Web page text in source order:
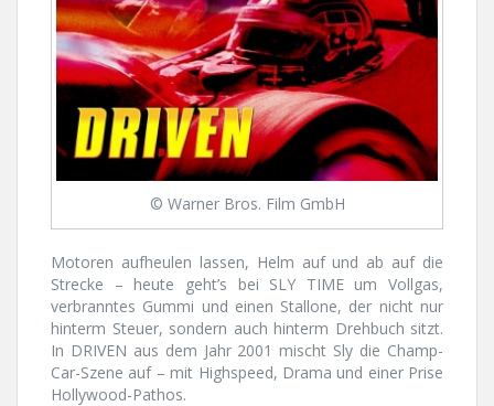
© Warner Bros. Film GmbH
Motoren aufheulen lassen, Helm auf und ab auf die
Strecke – heute geht’s bei SLY TIME um Vollgas,
verbranntes Gummi und einen Stallone, der nicht nur
hinterm Steuer, sondern auch hinterm Drehbuch sitzt.
In DRIVEN aus dem Jahr 2001 mischt Sly die Champ-
Car-Szene auf – mit Highspeed, Drama und einer Prise
Hollywood-Pathos.